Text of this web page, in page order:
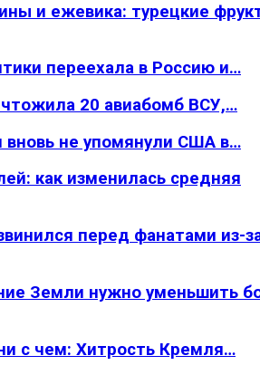
и ежевика: турецкие
переехала в Россию и…
20 авиабомб ВСУ,…
вновь не упомянули США в…
как изменилась средняя
перед фанатами из-
Земли нужно уменьшить
с чем: Хитрость Кремля…